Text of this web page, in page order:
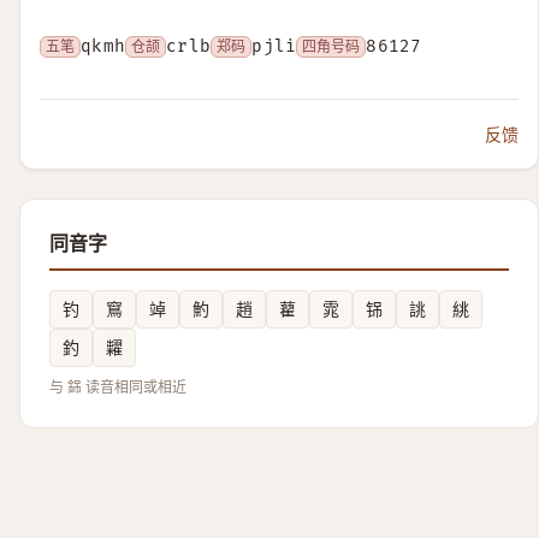
五笔 qkmh 仓颉 crlb 郑码 pjli 四角号码 86127
反馈
同音字
钓 窵 竨 魡 趙 藋 雿 铞 誂
絩
釣
糶
与 銱 读音相同或相近